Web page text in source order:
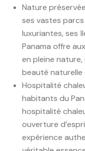
Nature
ses vastes
luxuriantes, ses
Panama offre
en pleine
beauté naturelle
Hospitalité
habitants du
hospitalité
ouverture
expérience